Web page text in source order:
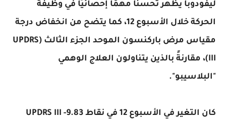
ليفودوبا يظهر تحسنًا مهمًا إحصائيًا في وظيفة
الحركة خلال الأسبوع 12، كما يتضح من انخفاض درجة
مقياس مرض باركنسون الموحد الجزء الثالث (UPDRS
III)، مقارنةً بالذين يتناولون العلاج الوهمي
"البلاسيبو".
كان التغير في الأسبوع 12 في نقاط UPDRS III -9.83